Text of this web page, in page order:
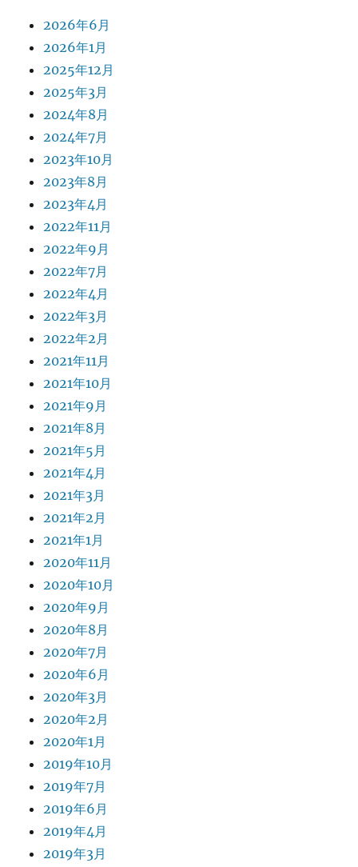
2026年6月
2026年1月
2025年12月
2025年3月
2024年8月
2024年7月
2023年10月
2023年8月
2023年4月
2022年11月
2022年9月
2022年7月
2022年4月
2022年3月
2022年2月
2021年11月
2021年10月
2021年9月
2021年8月
2021年5月
2021年4月
2021年3月
2021年2月
2021年1月
2020年11月
2020年10月
2020年9月
2020年8月
2020年7月
2020年6月
2020年3月
2020年2月
2020年1月
2019年10月
2019年7月
2019年6月
2019年4月
2019年3月